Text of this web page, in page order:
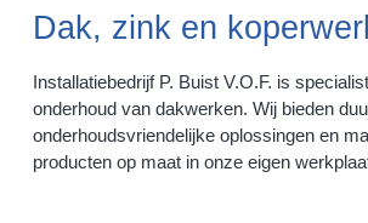
Dak, zink en
Installatiebedrijf P. Buist V.O.F. is
onderhoud van dakwerken. Wij bieden
onderhoudsvriendelijke oplossingen en
producten op maat in onze eigen